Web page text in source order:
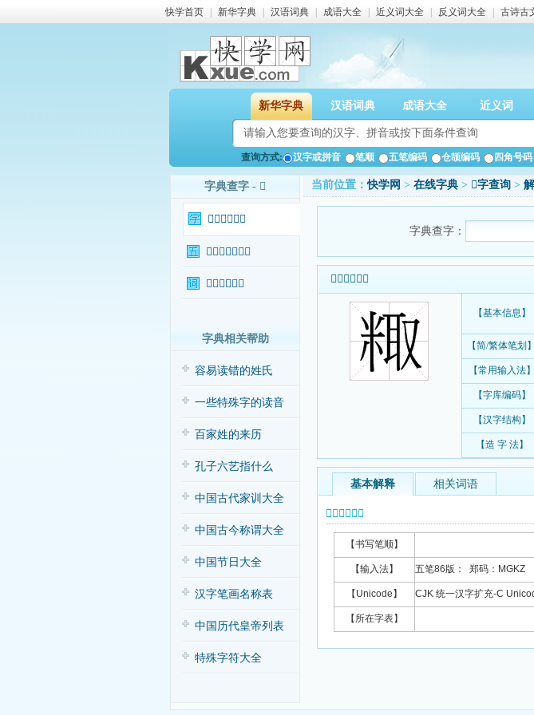
快学首页 新华字典 汉语词典 成语大全 近义词大全 反义词大全 古诗古
新华字典 汉语词典 成语大全 近义词
查询方式: 汉字或拼音 笔顺 五笔编码 仓颉编码 四角号码
字典查字 - 𫃂
𫃂字基本信息
𫃂字输入法查询
𫃂字相关词语
字典相关帮助
容易读错的姓氏
一些特殊字的读音
百家姓的来历
孔子六艺指什么
中国古代家训大全
中国古今称谓大全
中国节日大全
汉字笔画名称表
中国历代皇帝列表
特殊字符大全
当前位置：快学网 > 在线字典 > 𫃂字查询 >
字典查字：
𫃂字基本信息
【基本信息】
【简/繁体笔划】
【常用输入法】
【字库编码】
【汉字结构】
【造 字 法】
基本解释 相关词语
𫃂字基本信息
【书写笔顺】
【输入法】 五笔86版： 郑码：MGKZ
【Unicode】 CJK 统一汉字扩充-C
【所在字表】